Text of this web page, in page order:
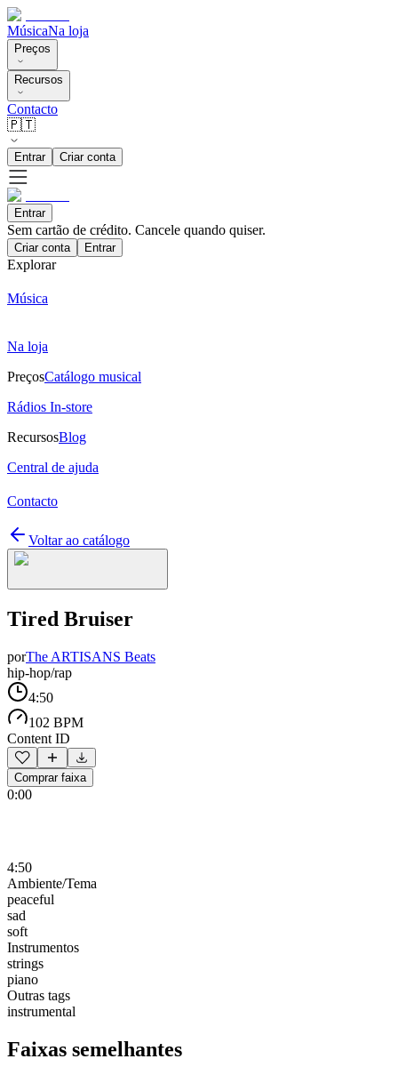
MúsicaNa loja
Preços
Recursos
Contacto
🇵🇹
Entrar Criar conta
Entrar
Sem cartão de crédito. Cancele quando quiser.
Criar conta Entrar
Explorar
Música
Na loja
PreçosCatálogo musical
Rádios In-store
RecursosBlog
Central de ajuda
Contacto
Voltar ao catálogo
Tired Bruiser
porThe ARTISANS Beats
hip-hop/rap
4:50
102 BPM
Content ID
Comprar faixa
0:00
4:50
Ambiente/Tema
peaceful
sad
soft
Instrumentos
strings
piano
Outras tags
instrumental
Faixas semelhantes